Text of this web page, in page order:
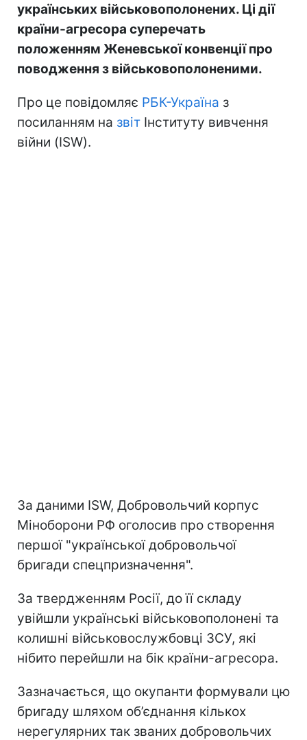
українських військовополонених. Ці дії
країни-агресора суперечать
положенням Женевської конвенції про
поводження з військовополоненими.
Про це повідомляє РБК-Україна з
посиланням на звіт Інституту вивчення
війни (ISW).
За даними ISW, Добровольчий корпус
Міноборони РФ оголосив про створення
першої "української добровольчої
бригади спецпризначення".
За твердженням Росії, до її складу
увійшли українські військовополонені та
колишні військовослужбовці ЗСУ, які
нібито перейшли на бік країни-агресора.
Зазначається, що окупанти формували цю
бригаду шляхом об’єднання кількох
нерегулярних так званих добровольчих